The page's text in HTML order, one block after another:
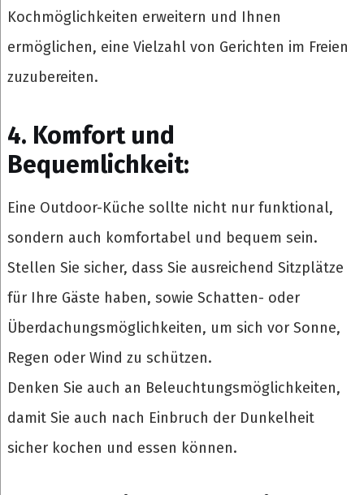
Kochmöglichkeiten erweitern und Ihnen
ermöglichen, eine Vielzahl von Gerichten im Freien
zuzubereiten.
4. Komfort und
Bequemlichkeit:
Eine Outdoor-Küche sollte nicht nur funktional,
sondern auch komfortabel und bequem sein.
Stellen Sie sicher, dass Sie ausreichend Sitzplätze
für Ihre Gäste haben, sowie Schatten- oder
Überdachungsmöglichkeiten, um sich vor Sonne,
Regen oder Wind zu schützen.
Denken Sie auch an Beleuchtungsmöglichkeiten,
damit Sie auch nach Einbruch der Dunkelheit
sicher kochen und essen können.